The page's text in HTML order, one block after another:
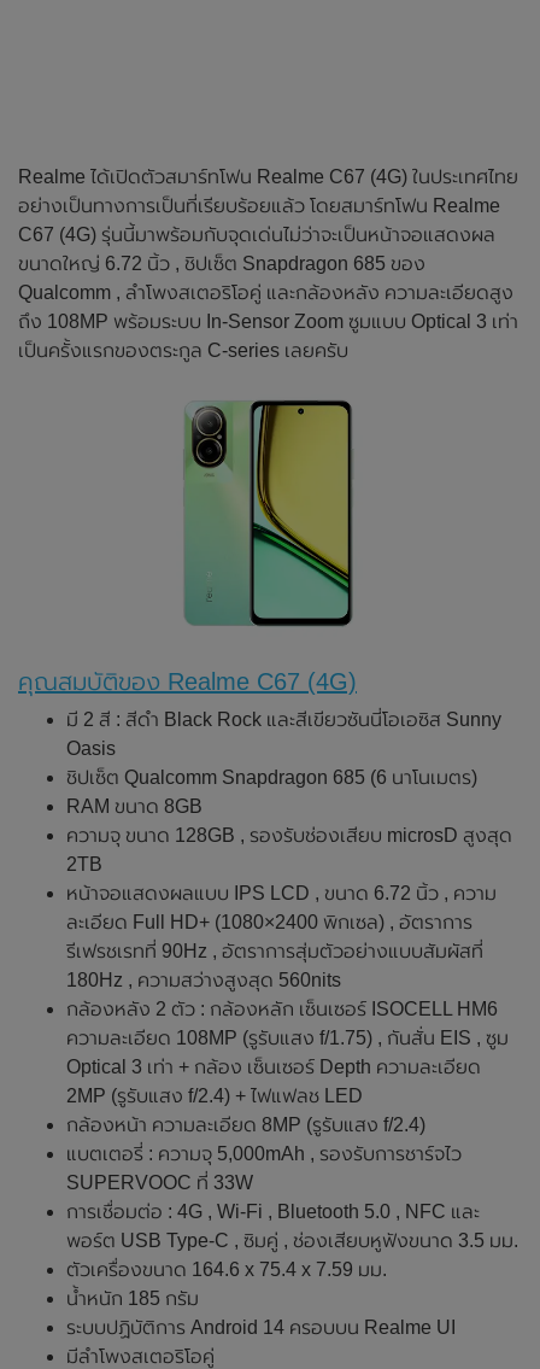
Realme ได้เปิดตัวสมาร์ทโฟน Realme C67 (4G) ในประเทศไทย
อย่างเป็นทางการเป็นที่เรียบร้อยแล้ว โดยสมาร์ทโฟน Realme
C67 (4G) รุ่นนี้มาพร้อมกับจุดเด่นไม่ว่าจะเป็นหน้าจอแสดงผล
ขนาดใหญ่ 6.72 นิ้ว , ชิปเซ็ต Snapdragon 685 ของ
Qualcomm , ลำโพงสเตอริโอคู่ และกล้องหลัง ความละเอียดสูง
ถึง 108MP พร้อมระบบ In-Sensor Zoom ซูมแบบ Optical 3 เท่า
เป็นครั้งแรกของตระกูล C-series เลยครับ
คุณสมบัติของ Realme C67 (4G)
มี 2 สี : สีดำ Black Rock และสีเขียวซันนี่โอเอซิส Sunny
Oasis
ชิปเซ็ต Qualcomm Snapdragon 685 (6 นาโนเมตร)
RAM ขนาด 8GB
ความจุ ขนาด 128GB , รองรับช่องเสียบ microsD สูงสุด
2TB
หน้าจอแสดงผลแบบ IPS LCD , ขนาด 6.72 นิ้ว , ความ
ละเอียด Full HD+ (1080×2400 พิกเซล) , อัตราการ
รีเฟรชเรทที่ 90Hz , อัตราการสุ่มตัวอย่างแบบสัมผัสที่
180Hz , ความสว่างสูงสุด 560nits
กล้องหลัง 2 ตัว : กล้องหลัก เซ็นเซอร์ ISOCELL HM6
ความละเอียด 108MP (รูรับแสง f/1.75) , กันสั่น EIS , ซูม
Optical 3 เท่า + กล้อง เซ็นเซอร์ Depth ความละเอียด
2MP (รูรับแสง f/2.4) + ไฟแฟลช LED
กล้องหน้า ความละเอียด 8MP (รูรับแสง f/2.4)
แบตเตอรี่ : ความจุ 5,000mAh , รองรับการชาร์จไว
SUPERVOOC ที่ 33W
การเชื่อมต่อ : 4G , Wi-Fi , Bluetooth 5.0 , NFC และ
พอร์ต USB Type-C , ซิมคู่ , ช่องเสียบหูฟังขนาด 3.5 มม.
ตัวเครื่องขนาด 164.6 x 75.4 x 7.59 มม.
น้ำหนัก 185 กรัม
ระบบปฏิบัติการ Android 14 ครอบบน Realme UI
มีลำโพงสเตอริโอคู่